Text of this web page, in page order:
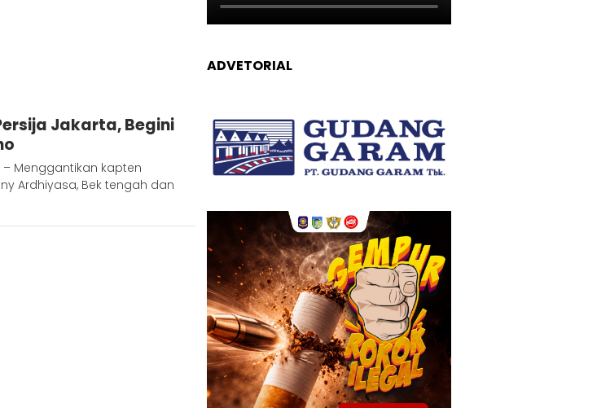
Jakarta, Begini
Menggantikan kapten
Ardhiyasa, Bek tengah dan
ADVETORIAL